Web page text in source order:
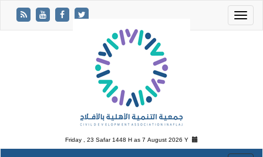
Friday , 23 Safar 1448 H as7 August 2026 Y